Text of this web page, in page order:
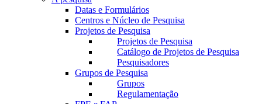
Datas e Formulários
Centros e Núcleo de Pesquisa
Projetos de Pesquisa
Projetos de Pesquisa
Catálogo de Projetos de Pesquisa
Pesquisadores
Grupos de Pesquisa
Grupos
Regulamentação